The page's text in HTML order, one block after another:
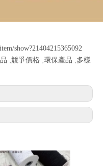
show?21404215365092
,競爭價格 ,環保產品 ,多樣